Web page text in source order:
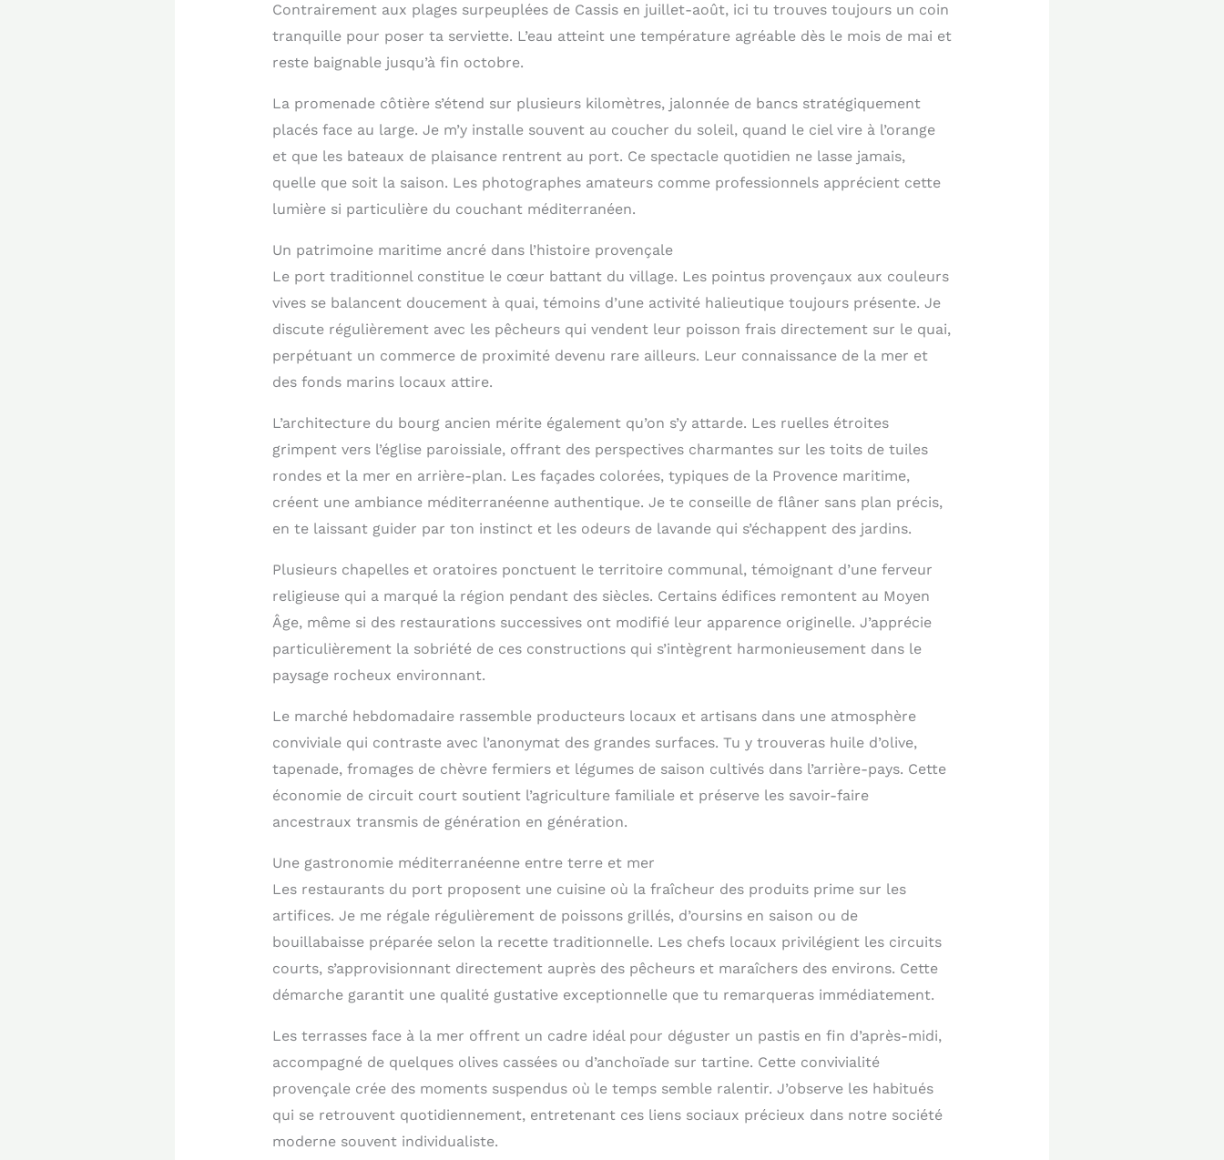
Contrairement aux plages surpeuplées de Cassis en juillet-août, ici tu trouves toujours un coin
tranquille pour poser ta serviette. L’eau atteint une température agréable dès le mois de mai et
reste baignable jusqu’à fin octobre.
La promenade côtière s’étend sur plusieurs kilomètres, jalonnée de bancs stratégiquement
placés face au large. Je m’y installe souvent au coucher du soleil, quand le ciel vire à l’orange
et que les bateaux de plaisance rentrent au port. Ce spectacle quotidien ne lasse jamais,
quelle que soit la saison. Les photographes amateurs comme professionnels apprécient cette
lumière si particulière du couchant méditerranéen.
Un patrimoine maritime ancré dans l’histoire provençale
Le port traditionnel constitue le cœur battant du village. Les pointus provençaux aux couleurs
vives se balancent doucement à quai, témoins d’une activité halieutique toujours présente. Je
discute régulièrement avec les pêcheurs qui vendent leur poisson frais directement sur le quai,
perpétuant un commerce de proximité devenu rare ailleurs. Leur connaissance de la mer et
des fonds marins locaux attire.
L’architecture du bourg ancien mérite également qu’on s’y attarde. Les ruelles étroites
grimpent vers l’église paroissiale, offrant des perspectives charmantes sur les toits de tuiles
rondes et la mer en arrière-plan. Les façades colorées, typiques de la Provence maritime,
créent une ambiance méditerranéenne authentique. Je te conseille de flâner sans plan précis,
en te laissant guider par ton instinct et les odeurs de lavande qui s’échappent des jardins.
Plusieurs chapelles et oratoires ponctuent le territoire communal, témoignant d’une ferveur
religieuse qui a marqué la région pendant des siècles. Certains édifices remontent au Moyen
Âge, même si des restaurations successives ont modifié leur apparence originelle. J’apprécie
particulièrement la sobriété de ces constructions qui s’intègrent harmonieusement dans le
paysage rocheux environnant.
Le marché hebdomadaire rassemble producteurs locaux et artisans dans une atmosphère
conviviale qui contraste avec l’anonymat des grandes surfaces. Tu y trouveras huile d’olive,
tapenade, fromages de chèvre fermiers et légumes de saison cultivés dans l’arrière-pays. Cette
économie de circuit court soutient l’agriculture familiale et préserve les savoir-faire
ancestraux transmis de génération en génération.
Une gastronomie méditerranéenne entre terre et mer
Les restaurants du port proposent une cuisine où la fraîcheur des produits prime sur les
artifices. Je me régale régulièrement de poissons grillés, d’oursins en saison ou de
bouillabaisse préparée selon la recette traditionnelle. Les chefs locaux privilégient les circuits
courts, s’approvisionnant directement auprès des pêcheurs et maraîchers des environs. Cette
démarche garantit une qualité gustative exceptionnelle que tu remarqueras immédiatement.
Les terrasses face à la mer offrent un cadre idéal pour déguster un pastis en fin d’après-midi,
accompagné de quelques olives cassées ou d’anchoïade sur tartine. Cette convivialité
provençale crée des moments suspendus où le temps semble ralentir. J’observe les habitués
qui se retrouvent quotidiennement, entretenant ces liens sociaux précieux dans notre société
moderne souvent individualiste.